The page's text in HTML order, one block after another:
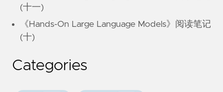
(十一)
《Hands-On Large Language Models》阅读笔记
(十)
Categories